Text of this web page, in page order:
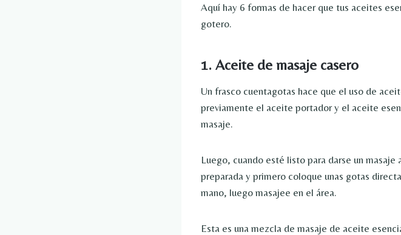
Aquí hay 6 formas de hacer que tus aceites
gotero.
1. Aceite de masaje casero
Un frasco cuentagotas hace que el uso de
previamente el aceite portador y el aceite
masaje.
Luego, cuando esté listo para darse un
preparada y primero coloque unas gotas
mano, luego masajee en el área.
Esta es una mezcla de masaje de aceite